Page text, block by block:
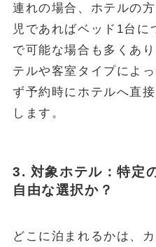
連れの場合、ホテルの
児であればベッド1台に
で可能な場合も多くあ
テルや客室タイプによ
ず予約時にホテルへ直
します。
3. 対象ホテル：特定
自由な選択か？
どこに泊まれるかは、